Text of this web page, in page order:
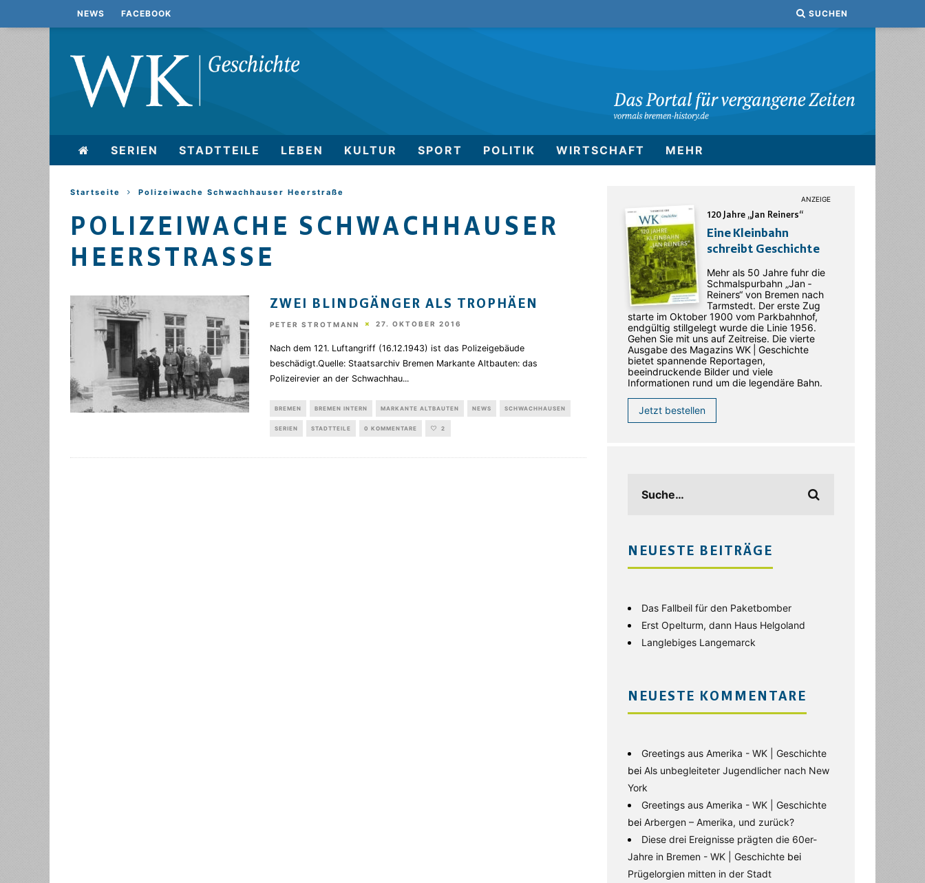
NEWS FACEBOOK SUCHEN
SERIEN STADTTEILE LEBEN KULTUR SPORT POLITIK WIRTSCHAFT MEHR
Startseite Polizeiwache Schwachhauser Heerstraße
POLIZEIWACHE SCHWACHHAUSER
HEERSTRASSE
ZWEI BLINDGÄNGER ALS TROPHÄEN
PETER STROTMANN 27. OKTOBER 2016
Nach dem 121. Luftangriff (16.12.1943) ist das Polizeigebäude
beschädigt.Quelle: Staatsarchiv Bremen Markante Altbauten: das
Polizeirevier an der Schwachhau...
BREMEN BREMEN INTERN MARKANTE ALTBAUTEN NEWS SCHWACHHAUSEN
SERIEN STADTTEILE 0 KOMMENTARE 2
120 Jahre „Jan Reiners“
Eine Kleinbahn
schreibt Geschichte
Mehr als 50 Jahre fuhr die
Schmalspurbahn „Jan ­
Reiners“ von Bremen nach
Tarmstedt. Der erste Zug
starte im Oktober 1900 vom Parkbahnhof,
endgültig stillgelegt wurde die Linie 1956.
Gehen Sie mit uns auf Zeitreise. Die vierte
Ausgabe des ­Magazins WK | Geschichte
bietet spannende Reportagen,
beeindruckende Bilder und viele
Informationen rund um die legendäre Bahn.
Jetzt bestellen
NEUESTE BEITRÄGE
Das Fallbeil für den Paketbomber
Erst Opelturm, dann Haus Helgoland
Langlebiges Langemarck
NEUESTE KOMMENTARE
Greetings aus Amerika - WK | Geschichte
bei Als unbegleiteter Jugendlicher nach New
York
Greetings aus Amerika - WK | Geschichte
bei Arbergen – Amerika, und zurück?
Diese drei Ereignisse prägten die 60er-
Jahre in Bremen - WK | Geschichte bei
Prügelorgien mitten in der Stadt